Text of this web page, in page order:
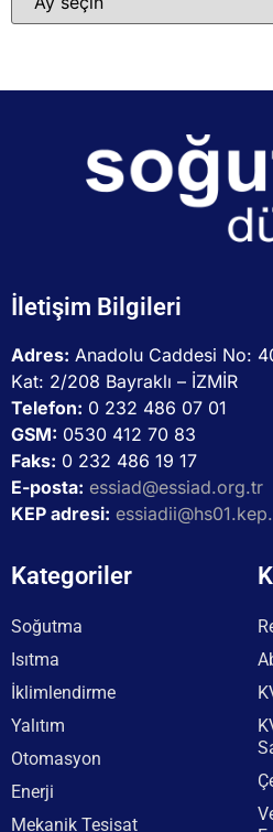
İletişim Bilgileri
Adres: Anadolu Caddesi No:
Kat: 2/208 Bayraklı – İZMİR
Telefon: 0 232 486 07 01
GSM: 0530 412 70 83
Faks: 0 232 486 19 17
E-posta: essiad@essiad.org.tr
KEP adresi:
Kategoriler
Soğutma
Isıtma
İklimlendirme
Yalıtım
Otomasyon
Enerji
Mekanik Tesisat